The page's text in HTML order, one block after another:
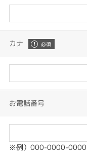
カナ
お電話番号
※例）000-0000-0000